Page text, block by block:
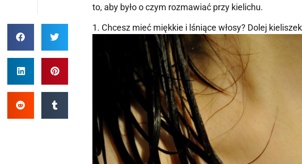
to, aby było o czym rozmawiać przy kielichu.
1. Chcesz mieć miękkie i lśniące włosy? Dolej